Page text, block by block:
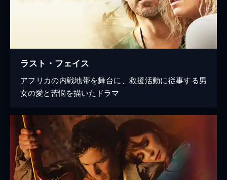
ラスト・フェイス
アフリカの内戦地帯を舞台に、救援活動に従事する男
女の愛と苦悩を描いたドラマ